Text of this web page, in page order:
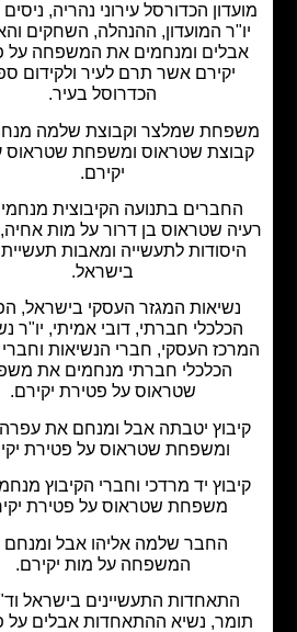
הכדורסל עירוני נהריה, ניסים אלפסי,
המועדון, ההנהלה, השחקים והאוהדים
ומנחמים את המשפחה על פטירת
יקירם אשר תרם לעיר ולקידום ספורט
הכדרוסל בעיר.
שמלצר וקבוצת שלמה מנחמות את
שטראוס ומשפחת שטראוס על מות
בתנועה הקיבוצית מנחמים את
שטראוס בן דרור על מות אחיה, ממניחי
לתעשייה ומאבות תעשיית המזון
בישראל.
המגזר העסקי בישראל, הפורום
חברתי, דובי אמיתי, יו"ר נשיאות
העסקי, חברי הנשיאות וחברי הפורום
הכלכלי חברתי מנחמים את משפחת
שטראוס על פטירת יקירם.
יטבתה אבל ומנחם את עפרה, רעיה
ומשפחת שטראוס על פטירת יקירם.
יד מרדכי וחברי הקיבוץ מנחמים את
משפחת שטראוס על פטירת יקירם.
החבר שלמה אליהו אבל ומנחם את
המשפחה על מות יקירם.
התאחדות התעשיינים בישראל וד"ר רון
נשיא ההתאחדות אבלים על פטירתו